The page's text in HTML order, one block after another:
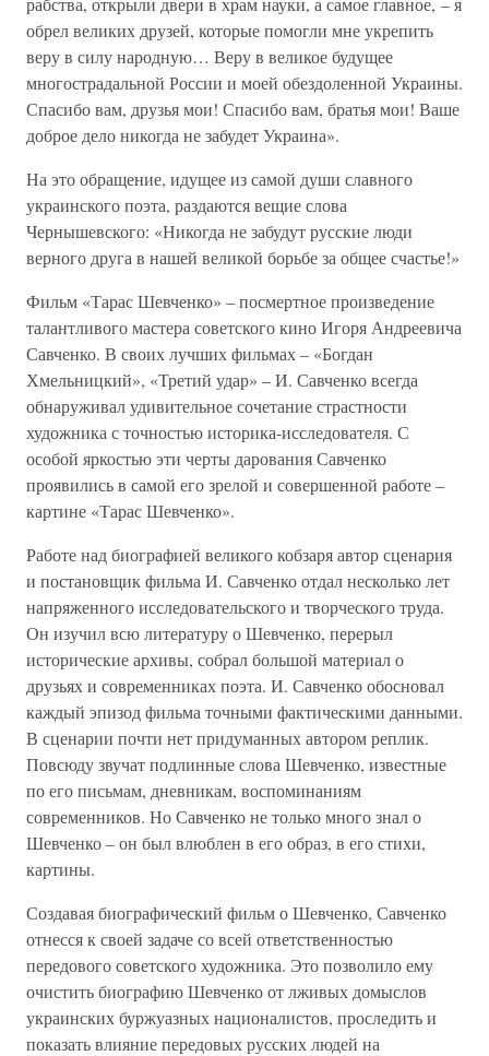
обрел великих друзей, которые помогли мне укрепить
веру в силу народную… Веру в великое будущее
многострадальной России и моей обездоленной Украины.
Спасибо вам, друзья мои! Спасибо вам, братья мои! Ваше
доброе дело никогда не забудет Украина».
На это обращение, идущее из самой души славного
украинского поэта, раздаются вещие слова
Чернышевского: «Никогда не забудут русские люди
верного друга в нашей великой борьбе за общее счастье!»
Фильм «Тарас Шевченко» – посмертное произведение
талантливого мастера советского кино Игоря Андреевича
Савченко. В своих лучших фильмах – «Богдан
Хмельницкий», «Третий удар» – И. Савченко всегда
обнаруживал удивительное сочетание страстности
художника с точностью историка-исследователя. С
особой яркостью эти черты дарования Савченко
проявились в самой его зрелой и совершенной работе –
картине «Тарас Шевченко».
Работе над биографией великого кобзаря автор сценария
и постановщик фильма И. Савченко отдал несколько лет
напряженного исследовательского и творческого труда.
Он изучил всю литературу о Шевченко, перерыл
исторические архивы, собрал большой материал о
друзьях и современниках поэта. И. Савченко обосновал
каждый эпизод фильма точными фактическими данными.
В сценарии почти нет придуманных автором реплик.
Повсюду звучат подлинные слова Шевченко, известные
по его письмам, дневникам, воспоминаниям
современников. Но Савченко не только много знал о
Шевченко – он был влюблен в его образ, в его стихи,
картины.
Создавая биографический фильм о Шевченко, Савченко
отнесся к своей задаче со всей ответственностью
передового советского художника. Это позволило ему
очистить биографию Шевченко от лживых домыслов
украинских буржуазных националистов, проследить и
показать влияние передовых русских людей на